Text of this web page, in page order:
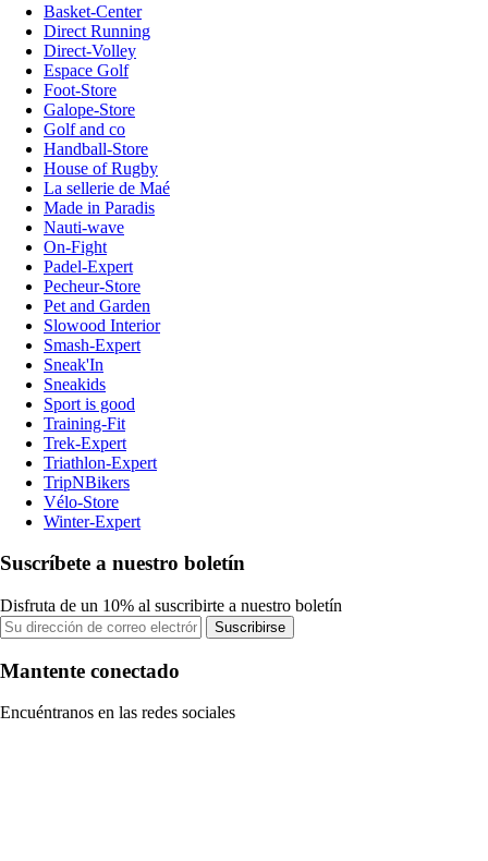
Basket-Center
Direct Running
Direct-Volley
Espace Golf
Foot-Store
Galope-Store
Golf and co
Handball-Store
House of Rugby
La sellerie de Maé
Made in Paradis
Nauti-wave
On-Fight
Padel-Expert
Pecheur-Store
Pet and Garden
Slowood Interior
Smash-Expert
Sneak'In
Sneakids
Sport is good
Training-Fit
Trek-Expert
Triathlon-Expert
TripNBikers
Vélo-Store
Winter-Expert
Suscríbete a nuestro boletín
Disfruta de un 10% al suscribirte a nuestro boletín
Suscribirse
Mantente conectado
Encuéntranos en las redes sociales